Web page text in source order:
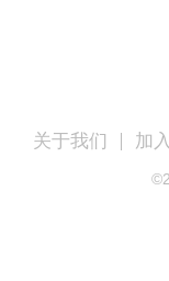
关于我们 加
©